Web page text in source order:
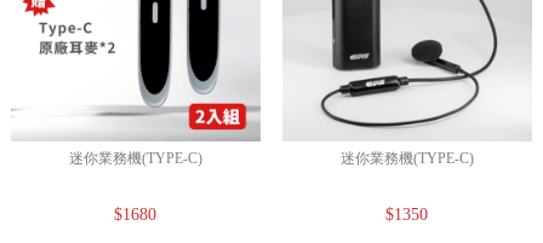
迷你業務機(TYPE-C)
$1680
迷你業務機(TYPE-C)
$1350